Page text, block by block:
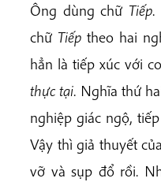
Ông dùng chữ Tiếp.
chữ Tiếp theo hai
hẳn là tiếp xúc với
thực tại. Nghĩa thứ
nghiệp giác ngộ,
Vậy thì giả thuyết
vỡ và sụp đổ rồi.